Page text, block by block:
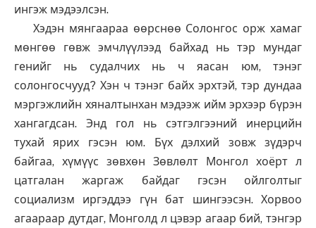
ингэж мэдээлсэн.
Хэдэн мянгаараа өөрснөө Солонгос орж хамаг
мөнгөө гөвж эмчлүүлээд байхад нь тэр мундаг
генийг нь судалчих нь ч яасан юм, тэнэг
солонгосчууд? Хэн ч тэнэг байх эрхтэй, тэр дундаа
мэргэжлийн хяналтынхан мэдээж ийм эрхээр бүрэн
хангагдсан. Энд гол нь сэтгэлгээний инерцийн
тухай ярих гэсэн юм. Бүх дэлхий зовж зүдэрч
байгаа, хүмүүс зөвхөн Зөвлөлт Монгол хоёрт л
цатгалан жаргаж байдаг гэсэн ойлголтыг
социализм иргэддээ гүн бат шингээсэн. Хорвоо
агаараар дутдаг, Монголд л цэвэр агаар бий, тэнгэр